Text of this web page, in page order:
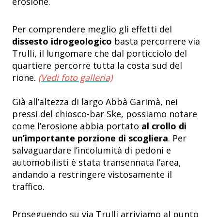
Per comprendere meglio gli effetti del
dissesto idrogeologico basta percorrere via
Trulli, il lungomare che dal porticciolo del
quartiere percorre tutta la costa sud del
rione. (Vedi foto galleria)
Già all’altezza di largo Abbà Garimà, nei
pressi del chiosco-bar Ske, possiamo notare
come l’erosione abbia portato al crollo di
un’importante porzione di scogliera. Per
salvaguardare l’incolumità di pedoni e
automobilisti è stata transennata l’area,
andando a restringere vistosamente il
traffico.
Proseguendo su via Trulli arriviamo al punto